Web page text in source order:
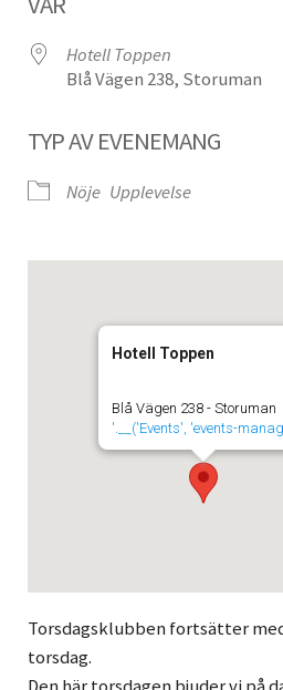
Hotell Toppen
Blå Vägen 238, Storuman
TYP AV EVENEMANG
Nöje Upplevelse
Hotell Toppen
Blå Vägen 238 - Storuman
'.__('Events', 'events-
Torsdagsklubben fortsätter
torsdag.